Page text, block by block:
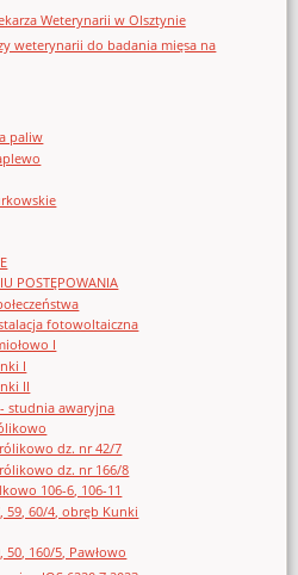
Weterynarii w Olsztynie
weterynarii do badania mięsa na
paliw
POSTĘPOWANIA
fotowoltaiczna
I
I
II
studnia awaryjna
dz. nr 42/7
dz. nr 166/8
106-6, 106-11
59, 60/4, obręb Kunki
160/5, Pawłowo